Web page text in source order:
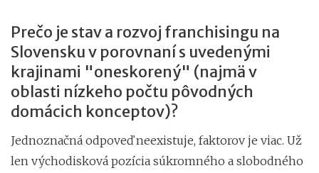
Prečo je stav a rozvoj franchisingu na
Slovensku v porovnaní s uvedenými
krajinami "oneskorený" (najmä v
oblasti nízkeho počtu pôvodných
domácich konceptov)?
Jednoznačná odpoveď neexistuje, faktorov je viac. Už
len východisková pozícia súkromného a slobodného